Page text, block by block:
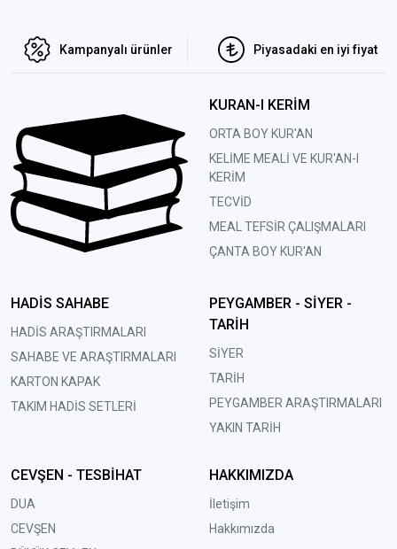
Kampanyalı ürünler Piyasadaki en iyi fiyat
KURAN-I KERİM
ORTA BOY KUR'AN
KELİME MEALİ VE KUR'AN-I
KERİM
TECVİD
MEAL TEFSİR ÇALIŞMALARI
ÇANTA BOY KUR'AN
HADİS SAHABE
HADİS ARAŞTIRMALARI
SAHABE VE ARAŞTIRMALARI
KARTON KAPAK
TAKIM HADİS SETLERİ
PEYGAMBER - SİYER -
TARİH
SİYER
TARİH
PEYGAMBER ARAŞTIRMALARI
YAKIN TARİH
CEVŞEN - TESBİHAT
DUA
CEVŞEN
HAKKIMIZDA
İletişim
Hakkımızda